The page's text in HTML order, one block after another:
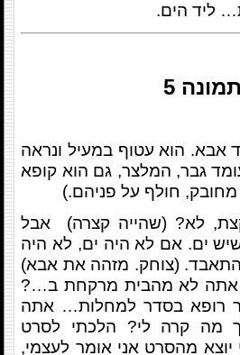
ליד הים.
תמונה 5
אבא. הוא עטוף במעיל ונראה
גבר, המלצר, גם הוא קופא
מחובק, חולף על פניהם.)
לא? (שהייה קצרה) אבל
ים. אם לא היה ים, לא היה
(צוחק. מזהה את אבא)
אתה לא מהבית מרקחת ב…?
רופא בסדר למחלות… אתה
מה קרה לי? הלכתי לסרט
יוצא מהסרט אני אומר לעצמי,